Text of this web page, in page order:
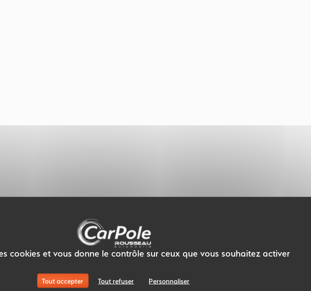
cookies et vous donne le contrôle sur ceux que vous souhaitez activer
Tout accepter Tout refuser Personnaliser